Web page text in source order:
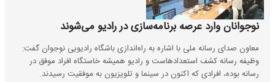
نوجوانان وارد عرصه برنامه‌سازی در رادیو می‌شوند
معاون صدای رسانه ملی با اشاره به راه‌اندازی باشگاه رادیویی نوجوان گفت:
وظیفه رسانه کشف استعدادهاست و رادیو همیشه خاستگاه افراد موفق در
رسانه بوده، افرادی که اکنون در سینما و تلویزیون به موفقیت رسیدند.